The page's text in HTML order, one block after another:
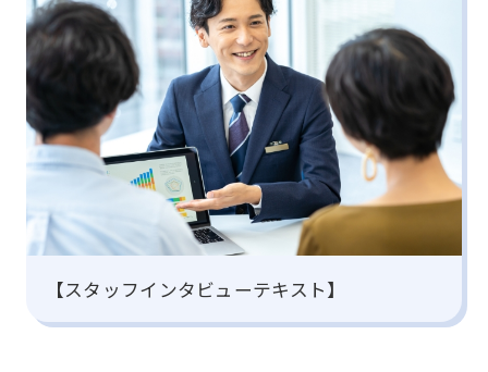
【スタッフインタビューテキスト】